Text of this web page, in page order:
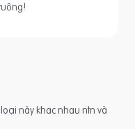
này khac nhau ntn và